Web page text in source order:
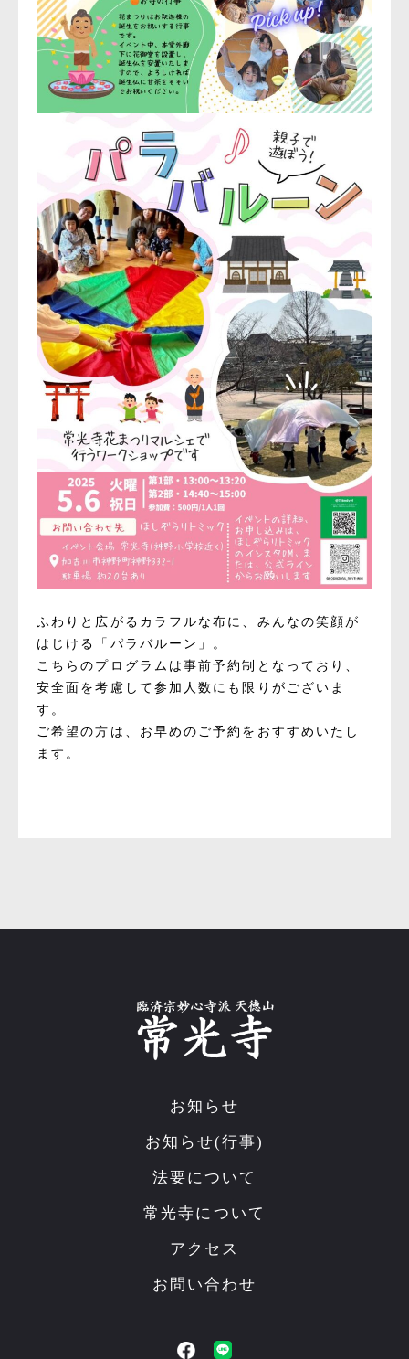
ふわりと広がるカラフルな布に、みんなの笑顔が
はじける「パラバルーン」。
こちらのプログラムは事前予約制 となっており、
安全面を考慮して参加人数にも限り がございま
す。
ご希望の方は、お早めのご予約をおすすめいたし
ます。
お知らせ
お知らせ(行事)
法要について
常光寺について
アクセス
お問い合わせ